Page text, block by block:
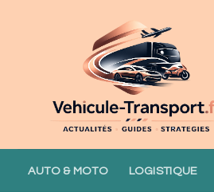
AUTO & MOTO LOGISTIQUE